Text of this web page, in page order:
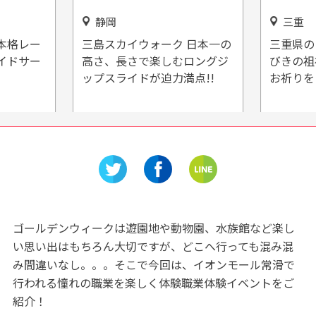
格レー
ドサー
静岡
三島スカイウォーク 日本一の
高さ、長さで楽しむロングジ
ップスライドが迫力満点!!
三重
三重県
びきの
お祈り
ゴールデンウィークは遊園地や動物園、水族館など楽し
い思い出はもちろん大切ですが、どこへ行っても混み混
み間違いなし。。。そこで今回は、イオンモール常滑で
行われる憧れの職業を楽しく体験職業体験イベントをご
紹介！